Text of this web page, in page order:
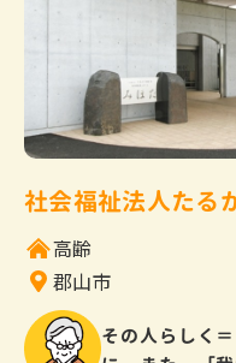
社会福祉法人たる
高齢
郡山市
その人らしく